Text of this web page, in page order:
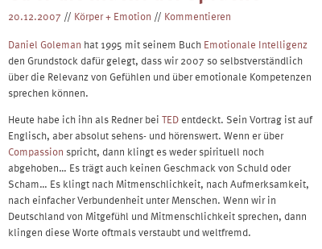
20.12.2007 // Körper + Emotion // Kommentieren
Daniel Goleman hat 1995 mit seinem Buch Emotionale Intelligenz
den Grundstock dafür gelegt, dass wir 2007 so selbstverständlich
über die Relevanz von Gefühlen und über emotionale Kompetenzen
sprechen können.
Heute habe ich ihn als Redner bei TEDentdeckt. Sein Vortrag ist auf
Englisch, aber absolut sehens- und hörenswert. Wenn er über
Compassion spricht, dann klingt es weder spirituell noch
abgehoben… Es trägt auch keinen Geschmack von Schuld oder
Scham… Es klingt nach Mitmenschlichkeit, nach Aufmerksamkeit,
nach einfacher Verbundenheit unter Menschen. Wenn wir in
Deutschland von Mitgefühl und Mitmenschlichkeit sprechen, dann
klingen diese Worte oftmals verstaubt und weltfremd.